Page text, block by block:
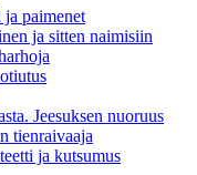
ja paimenet
ja sitten naimisiin
Jeesuksen nuoruus
tienraivaaja
ja kutsumus